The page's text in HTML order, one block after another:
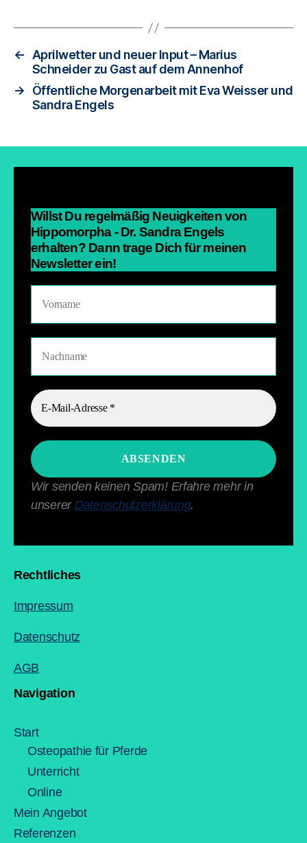
c
b
o
o
tt
er
at
A
p
p
e
← Aprilwetter und neuer Input – Marius
Schneider zu Gast auf dem Annenhof
→
Öffentliche Morgenarbeit mit Eva Weisser und
Sandra Engels
Willst Du regelmäßig Neuigkeiten von
Hippomorpha - Dr. Sandra Engels
erhalten? Dann trage Dich für meinen
Newsletter ein!
Wir senden keinen Spam! Erfahre mehr in
unserer Datenschutzerklärung.
Rechtliches
Impressum
Datenschutz
AGB
Navigation
Start
Osteopathie für Pferde
Unterricht
Online
Mein Angebot
Referenzen